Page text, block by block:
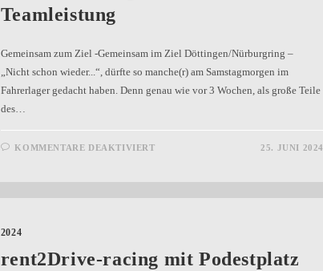
Teamleistung
Gemeinsam zum Ziel -Gemeinsam im Ziel Döttingen/Nürburgring –
„Nicht schon wieder...“, dürfte so manche(r) am Samstagmorgen im
Fahrerlager gedacht haben. Denn genau wie vor 3 Wochen, als große Teile
des…
KOMMENTARE DEAKTIVIERT 25. JUNI 2024
2024
rent2Drive-racing mit Podestplatz